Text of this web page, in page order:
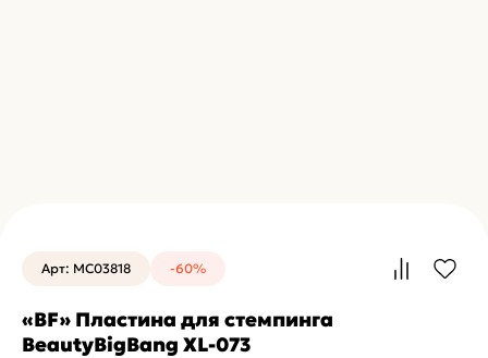
Арт: MC03818 -60%
«BF» Пластина для стемпинга
BeautyBigBang XL-073